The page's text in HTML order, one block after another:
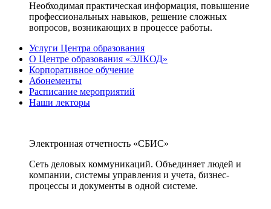
Необходимая практическая информация, повышение
профессиональных навыков, решение сложных
вопросов, возникающих в процессе работы.
Услуги Центра образования
О Центре образования «ЭЛКОД»
Корпоративное обучение
Абонементы
Расписание мероприятий
Наши лекторы
Электронная отчетность «СБИС»
Сеть деловых коммуникаций. Объединяет людей и
компании, системы управления и учета, бизнес-
процессы и документы в одной системе.